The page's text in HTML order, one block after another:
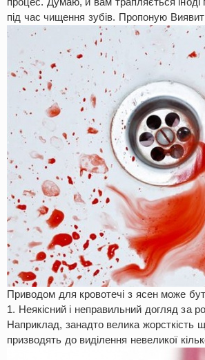
під час чищення зубів. Пропоную
Приводом для кровотечі з ясен може
1. Неякісний і неправильний догляд за
Наприклад, занадто велика жорсткість
призводять до виділення невеликої